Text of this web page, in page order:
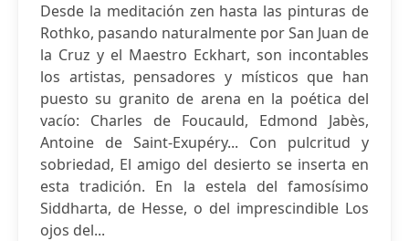
Desde la meditación zen hasta las pinturas de
Rothko, pasando naturalmente por San Juan de
la Cruz y el Maestro Eckhart, son incontables
los artistas, pensadores y místicos que han
puesto su granito de arena en la poética del
vacío: Charles de Foucauld, Edmond Jabès,
Antoine de Saint-Exupéry... Con pulcritud y
sobriedad, El amigo del desierto se inserta en
esta tradición. En la estela del famosísimo
Siddharta, de Hesse, o del imprescindible Los
ojos del...